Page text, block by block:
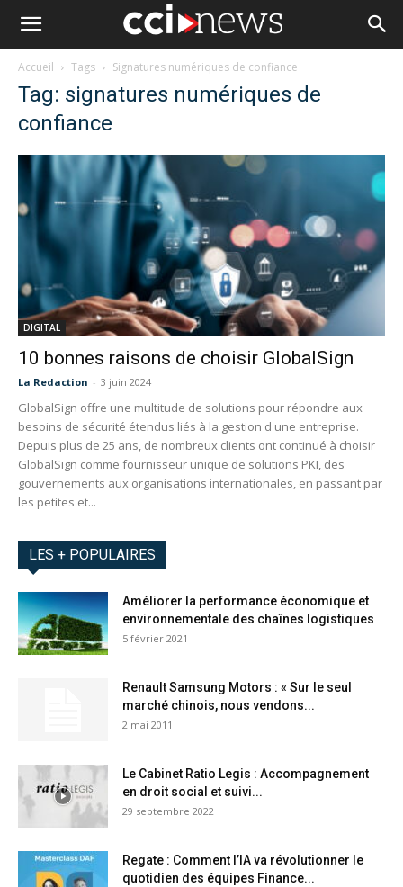
Accueil Tags Signatures numériques de confiance
Tag: signatures numériques de
confiance
DIGITAL
10 bonnes raisons de choisir GlobalSign
La Redaction - 3 juin 2024
GlobalSign offre une multitude de solutions pour répondre aux
besoins de sécurité étendus liés à la gestion d'une entreprise.
Depuis plus de 25 ans, de nombreux clients ont continué à choisir
GlobalSign comme fournisseur unique de solutions PKI, des
gouvernements aux organisations internationales, en passant par
les petites et...
LES + POPULAIRES
Améliorer la performance économique et
environnementale des chaînes logistiques
5 février 2021
Renault Samsung Motors : « Sur le seul
marché chinois, nous vendons...
2 mai 2011
Le Cabinet Ratio Legis : Accompagnement
en droit social et suivi...
29 septembre 2022
Regate : Comment l’IA va révolutionner le
quotidien des équipes Finance...